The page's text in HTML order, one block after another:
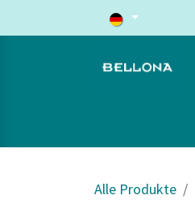
Zum Inhalt springen
Alle Produkte